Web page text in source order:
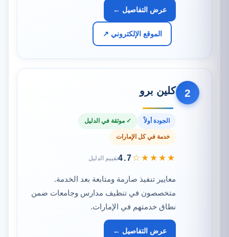
عرض التفاصيل ←
الموقع الإلكتروني ↗
2 كلين برو
الجودة أولاً ✓ موثقة في الدليل
خدمة في كل الإمارات
★★★★☆
4.7تقييم الدليل
معايير تنفيذ صارمة ومتابعة بعد الخدمة.
متخصصون في تنظيف مدارس وجامعات ضمن
نطاق خدمتهم في الإمارات.
عرض التفاصيل ←